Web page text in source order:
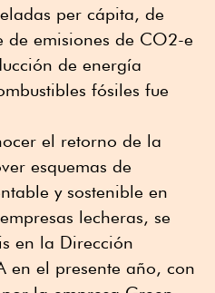
per cápita, de
de emisiones de CO2-e
de energía
fósiles fue
el retorno de la
esquemas de
y sostenible en
lecheras, se
en la Dirección
en el presente año, con